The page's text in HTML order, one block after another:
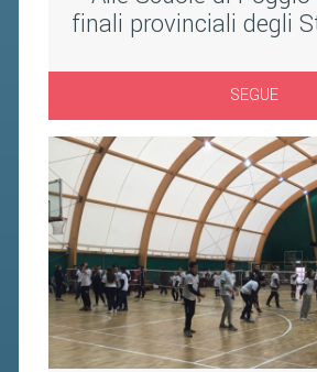
finali provinciali degli
SEGUE